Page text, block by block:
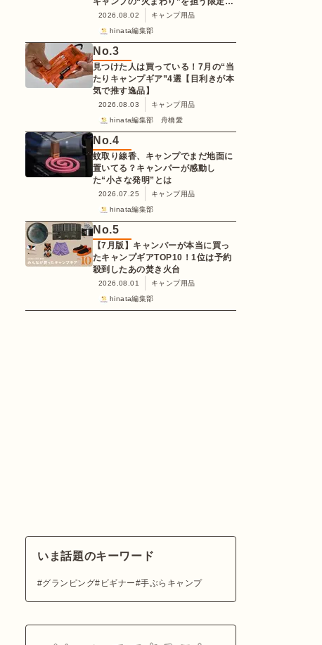
K3クッキングストーブが登場
2026.08.02
キャンプ用品
hinata編集部
No.3
見つけた人は買っている！7月の“当
たりキャンプギア”4選【目利きが本
気で推す逸品】
2026.08.03
キャンプ用品
hinata編集部 舟橋愛
No.4
蚊取り線香、キャンプでまだ地面に
置いてる？キャンパーが感動し
た“小さな発明”とは
2026.07.25
キャンプ用品
hinata編集部
No.5
【7月版】キャンパーが本当に買っ
たキャンプギアTOP10！1位は予約
殺到したあの焚き火台
2026.08.01
キャンプ用品
hinata編集部
いま話題のキーワード
グランピング ビギナー 手ぶらキャンプ